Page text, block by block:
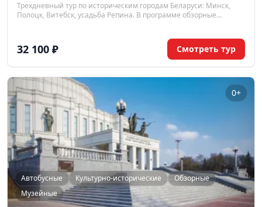
Трехдневный тур по историческим городам Беларуси: Минск,
Полоцк, Витебск, усадьба Репина. В программе обзорные
32 100 ₽ Смотреть тур
0+
Автобусные Культурно-исторические
Обзорные
Музейные